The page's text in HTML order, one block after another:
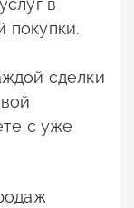
в
покупки.
сделки
с уже